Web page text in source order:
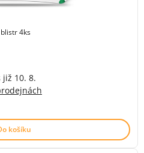
4ks
již 10. 8.
košíku